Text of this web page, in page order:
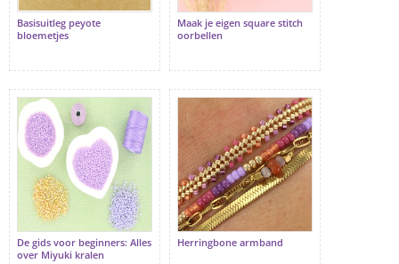
Basisuitleg peyote
bloemetjes
Maak je eigen square stitch
oorbellen
De gids voor beginners: Alles
over Miyuki kralen
Herringbone armband